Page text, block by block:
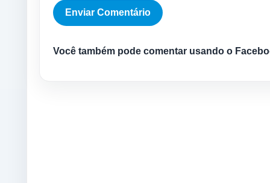
Você também pode comentar usando o